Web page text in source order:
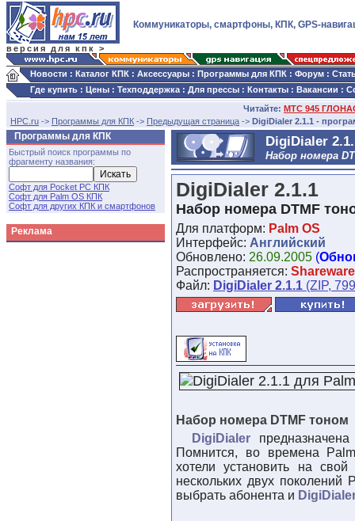
версия для кпк >
Коммуникаторы, смартфоны, КПК, GPS-
Новости : Каталог КПК : Аксессуары : Программы для КПК : Форум :
Где купить : Цены : Техподдержка : Для прессы : Контакты : Вакансии :
Читайте: МТС 945
HPC.ru -> Программы для КПК -> Предыдущая страница -> DigiDialer 2.1.1 -
Программы для КПК
Быстрый поиск программы по
фрагменту названия:
Софт для Pocket PC КПК
Софт для Palm OS КПК
Софт для других КПК и смартфонов
Реклама
DigiDialer
Набор номера
DigiDialer 2.1.1
Набор номера DTMF
Для платформ: Palm OS
Интерфейс: Английский
Обновлено: 26.09.2005 (
Распространяется: Shareware
Файл: DigiDialer 2.1.1 (ZIP,
Набор номера DTMF тоном
DigiDialer
Помнится, во времена
хотели установить на
нескольких двух поколений
выбрать абонента и